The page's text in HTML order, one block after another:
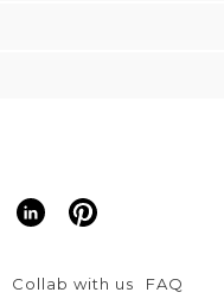
Collab with us FAQ